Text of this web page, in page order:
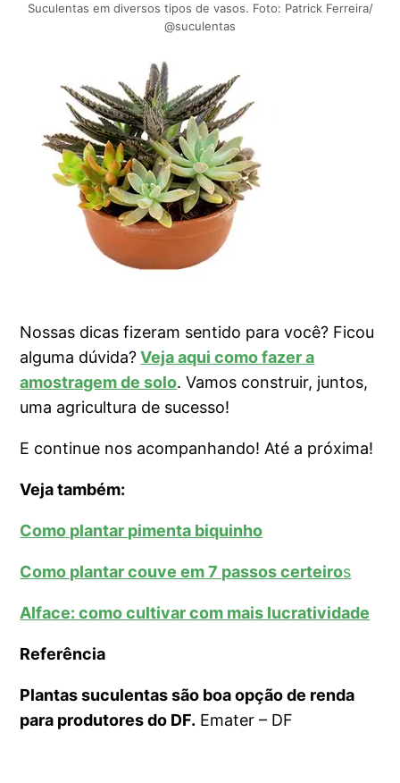
Suculentas em diversos tipos de vasos. Foto: Patrick Ferreira/
@suculentas
Nossas dicas fizeram sentido para você? Ficou
alguma dúvida? Veja aqui como fazer a
amostragem de solo. Vamos construir, juntos,
uma agricultura de sucesso!
E continue nos acompanhando! Até a próxima!
Veja também:
Como plantar pimenta biquinho
Como plantar couve em 7 passos certeiros
Alface: como cultivar com mais lucratividade
Referência
Plantas suculentas são boa opção de renda
para produtores do DF. Emater – DF